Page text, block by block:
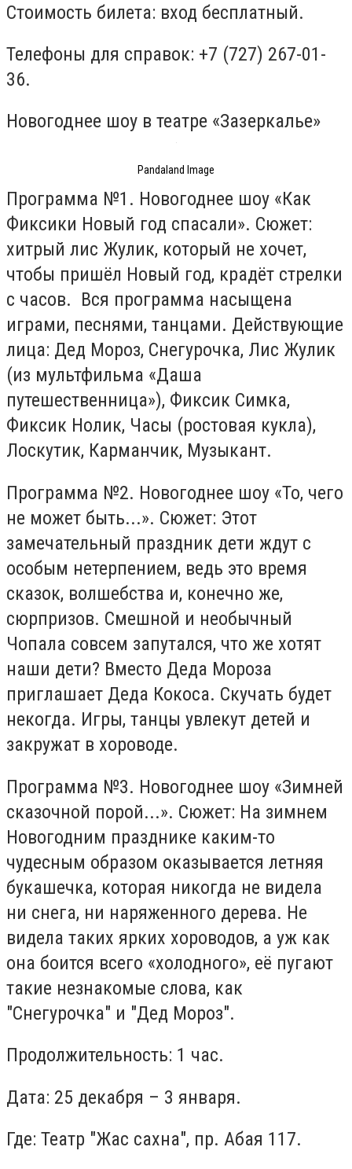
Стоимость билета: вход бесплатный.
Телефоны для справок: +7 (727) 267-01-
36.
Новогоднее шоу в театре «Зазеркалье»
Pandaland Image
Программа №1. Новогоднее шоу «Как
Фиксики Новый год спасали». Сюжет:
хитрый лис Жулик, который не хочет,
чтобы пришёл Новый год, крадёт стрелки
с часов. Вся программа насыщена
играми, песнями, танцами. Действующие
лица: Дед Мороз, Снегурочка, Лис Жулик
(из мультфильма «Даша
путешественница»), Фиксик Симка,
Фиксик Нолик, Часы (ростовая кукла),
Лоскутик, Карманчик, Музыкант.
Программа №2. Новогоднее шоу «То, чего
не может быть...». Сюжет: Этот
замечательный праздник дети ждут с
особым нетерпением, ведь это время
сказок, волшебства и, конечно же,
сюрпризов. Смешной и необычный
Чопала совсем запутался, что же хотят
наши дети? Вместо Деда Мороза
приглашает Деда Кокоса. Скучать будет
некогда. Игры, танцы увлекут детей и
закружат в хороводе.
Программа №3. Новогоднее шоу «Зимней
сказочной порой...». Сюжет: На зимнем
Новогодним празднике каким-то
чудесным образом оказывается летняя
букашечка, которая никогда не видела
ни снега, ни наряженного дерева. Не
видела таких ярких хороводов, а уж как
она боится всего «холодного», её пугают
такие незнакомые слова, как
"Снегурочка" и "Дед Мороз".
Продолжительность: 1 час.
Дата: 25 декабря – 3 января.
Где: Театр "Жас сахна", пр. Абая 117.